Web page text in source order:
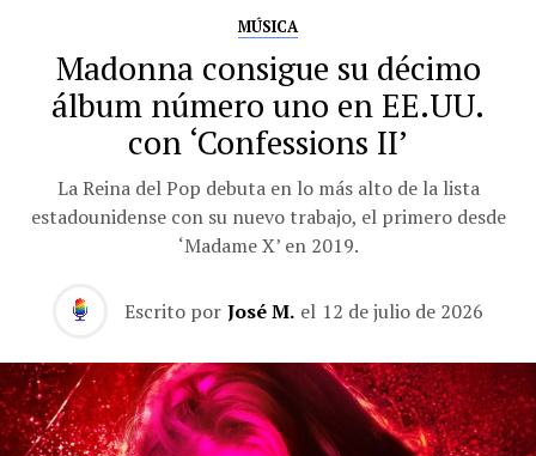
MÚSICA
Madonna consigue su décimo
álbum número uno en EE.UU.
con ‘Confessions II’
La Reina del Pop debuta en lo más alto de la lista
estadounidense con su nuevo trabajo, el primero desde
‘Madame X’ en 2019.
Escrito por José M. el 12 de julio de 2026